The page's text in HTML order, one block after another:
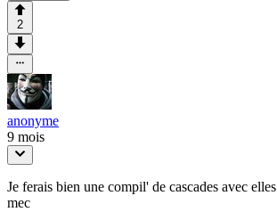
2
anonyme
9 mois
Je ferais bien une compil' de cascades avec
mec